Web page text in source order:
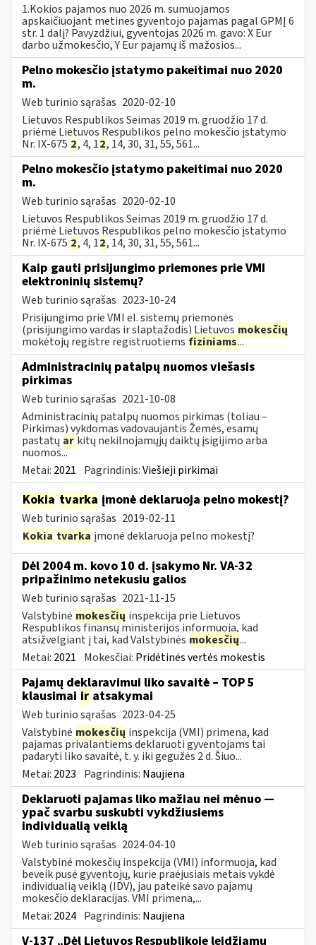
1.Kokios pajamos nuo 2026 m. sumuojamos
apskaičiuojant metines gyventojo pajamas pagal GPMĮ 6
str. 1 dalį? Pavyzdžiui, gyventojas 2026 m. gavo: X Eur
darbo užmokesčio, Y Eur pajamų iš mažosios...
Pelno mokesčio įstatymo pakeitimai nuo 2020
m.
Web turinio sąrašas 2020-02-10
Lietuvos Respublikos Seimas 2019 m. gruodžio 17 d.
priėmė Lietuvos Respublikos pelno mokesčio įstatymo
Nr. IX-675 2, 4, 12, 14, 30, 31, 55, 561...
Pelno mokesčio įstatymo pakeitimai nuo 2020
m.
Web turinio sąrašas 2020-02-10
Lietuvos Respublikos Seimas 2019 m. gruodžio 17 d.
priėmė Lietuvos Respublikos pelno mokesčio įstatymo
Nr. IX-675 2, 4, 12, 14, 30, 31, 55, 561...
Kaip gauti prisijungimo priemones prie VMI
elektroninių sistemų?
Web turinio sąrašas 2023-10-24
Prisijungimo prie VMI el. sistemų priemonės
(prisijungimo vardas ir slaptažodis) Lietuvos mokesčių
mokėtojų registre registruotiems fiziniams...
Administracinių patalpų nuomos viešasis
pirkimas
Web turinio sąrašas 2021-10-08
Administracinių patalpų nuomos pirkimas (toliau –
Pirkimas) vykdomas vadovaujantis Žemės, esamų
pastatų ar kitų nekilnojamųjų daiktų įsigijimo arba
nuomos...
Metai: 2021 Pagrindinis:Viešieji pirkimai
Kokia tvarka įmonė deklaruoja pelno mokestį?
Web turinio sąrašas 2019-02-11
Kokia tvarka įmonė deklaruoja pelno mokestį?
Dėl 2004 m. kovo 10 d. įsakymo Nr. VA-32
pripažinimo netekusiu galios
Web turinio sąrašas 2021-11-15
Valstybinė mokesčių inspekcija prie Lietuvos
Respublikos finansų ministerijos informuoja, kad
atsižvelgiant į tai, kad Valstybinės mokesčių...
Metai: 2021 Mokesčiai: Pridėtinės vertės mokestis
Pajamų deklaravimui liko savaitė – TOP 5
klausimai ir atsakymai
Web turinio sąrašas 2023-04-25
Valstybinė mokesčių inspekcija (VMI) primena, kad
pajamas privalantiems deklaruoti gyventojams tai
padaryti liko savaitė, t. y. iki gegužės 2 d. Šiuo...
Metai: 2023 Pagrindinis: Naujiena
Deklaruoti pajamas liko mažiau nei mėnuo —
ypač svarbu suskubti vykdžiusiems
individualią veiklą
Web turinio sąrašas 2024-04-10
Valstybinė mokesčių inspekcija (VMI) informuoja, kad
beveik pusė gyventojų, kurie praėjusiais metais vykdė
individualią veiklą (IDV), jau pateikė savo pajamų
mokesčio deklaracijas. VMI primena,...
Metai: 2024 Pagrindinis: Naujiena
V-137 „Dėl Lietuvos Respublikoje leidžiamų